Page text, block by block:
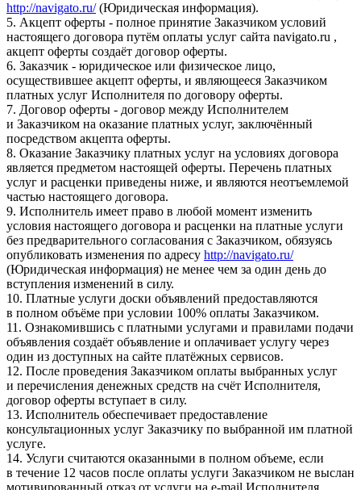
http://navigato.ru/(Юридическая информация).
5. Акцепт оферты - полное принятие Заказчиком условий
настоящего договора путём оплаты услуг сайта navigato.ru ,
акцепт оферты создаёт договор оферты.
6. Заказчик - юридическое или физическое лицо,
осуществившее акцепт оферты, и являющееся Заказчиком
платных услуг Исполнителя по договору оферты.
7. Договор оферты - договор между Исполнителем
и Заказчиком на оказание платных услуг, заключённый
посредством акцепта оферты.
8. Оказание Заказчику платных услуг на условиях договора
является предметом настоящей оферты. Перечень платных
услуг и расценки приведены ниже, и являются неотъемлемой
частью настоящего договора.
9. Исполнитель имеет право в любой момент изменить
условия настоящего договора и расценки на платные услуги
без предварительного согласования с Заказчиком, обязуясь
опубликовать изменения по адресу http://navigato.ru/
(Юридическая информация) не менее чем за один день до
вступления изменений в силу.
10. Платные услуги доски объявлений предоставляются
в полном объёме при условии 100% оплаты Заказчиком.
11. Ознакомившись с платными услугами и правилами подачи
объявления создаёт объявление и оплачивает услугу через
один из доступных на сайте платёжных сервисов.
12. После проведения Заказчиком оплаты выбранных услуг
и перечисления денежных средств на счёт Исполнителя,
договор оферты вступает в силу.
13. Исполнитель обеспечивает предоставление
консультационных услуг Заказчику по выбранной им платной
услуге.
14. Услуги считаются оказанными в полном объеме, если
в течение 12 часов после оплаты услуги Заказчиком не выслан
мотивированный отказ от услуги на e-mail Исполнителя.